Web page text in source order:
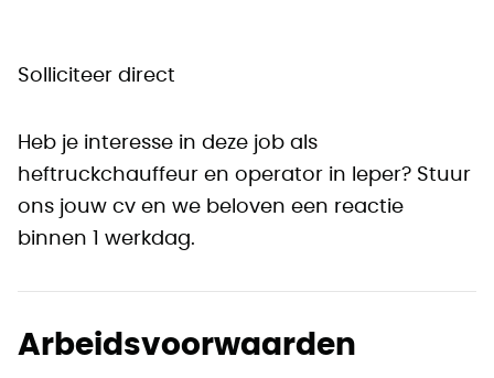
Solliciteer direct
Heb je interesse in deze job als
heftruckchauffeur en operator in Ieper? Stuur
ons jouw cv en we beloven een reactie
binnen 1 werkdag.
Arbeidsvoorwaarden